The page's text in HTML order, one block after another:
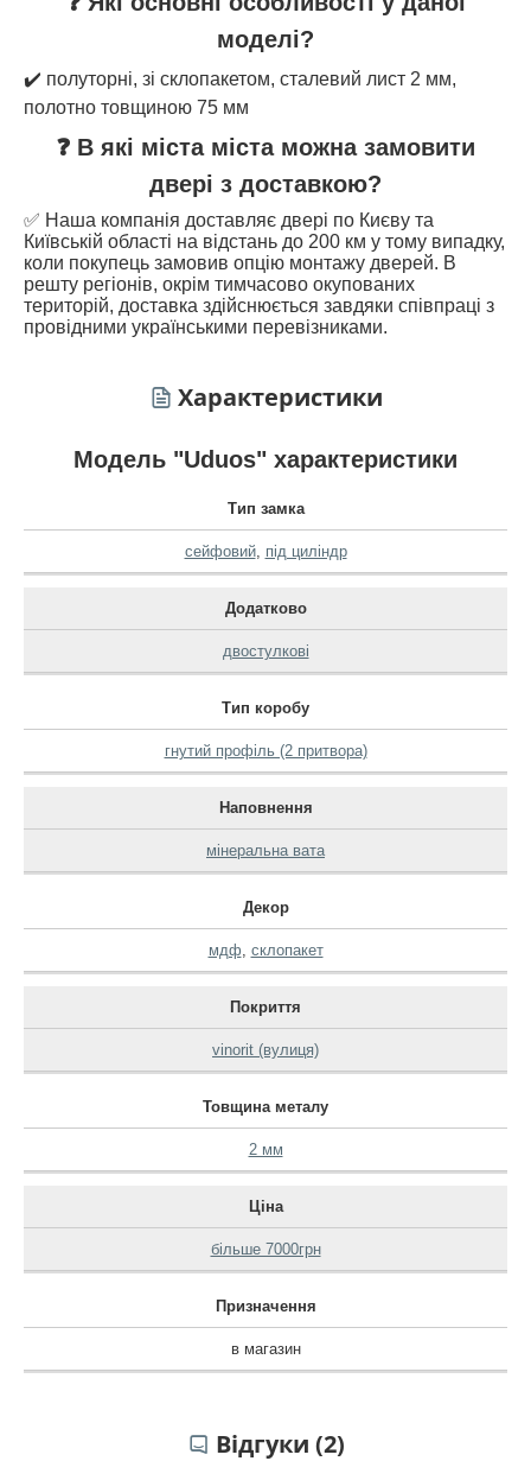
моделі?
✔️ полуторні, зі склопакетом, сталевий лист 2 мм,
полотно товщиною 75 мм
❓ В які міста міста можна замовити
двері з доставкою?
✅ Наша компанія доставляє двері по Києву та
Київській області на відстань до 200 км у тому випадку,
коли покупець замовив опцію монтажу дверей. В
решту регіонів, окрім тимчасово окупованих
територій, доставка здійснюється завдяки співпраці з
провідними українськими перевізниками.
Характеристики
Модель "Uduos" характеристики
Тип замка
сейфовий, під циліндр
Додатково
двостулкові
Тип коробу
гнутий профіль (2 притвора)
Наповнення
мінеральна вата
Декор
мдф, склопакет
Покриття
vinorit (вулиця)
Товщина металу
2 мм
Ціна
більше 7000грн
Призначення
в магазин
Відгуки (2)